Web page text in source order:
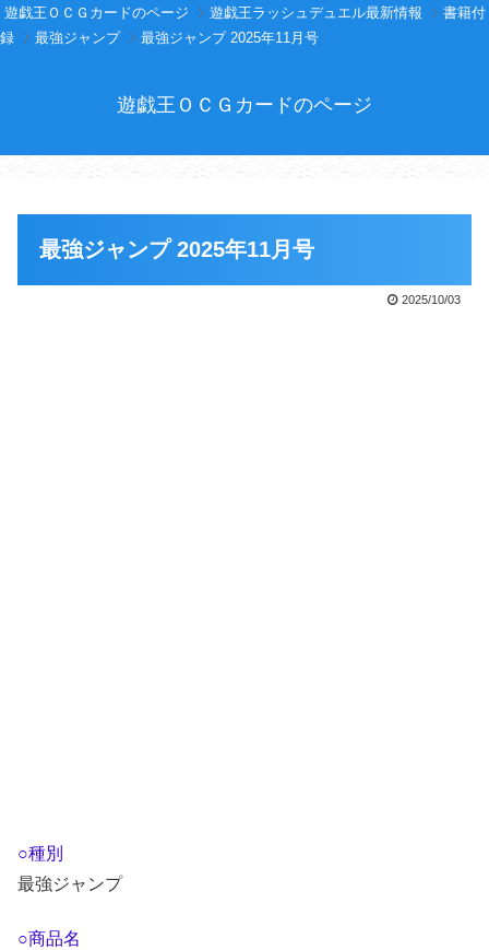
遊戯王ＯＣＧカードのページ 遊戯王ラッシュデュエル最新情報
書籍付
録
最強ジャンプ 最強ジャンプ 2025年11月号
遊戯王ＯＣＧカードのページ
最強ジャンプ 2025年11月号
2025/10/03
○種別
最強ジャンプ
○商品名